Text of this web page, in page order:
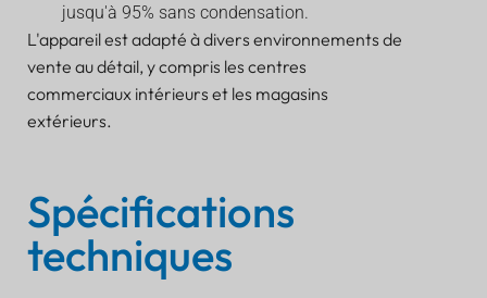
jusqu'à 95% sans condensation.
L'appareil est adapté à divers environnements de
vente au détail, y compris les centres
commerciaux intérieurs et les magasins
extérieurs.
Spécifications
techniques